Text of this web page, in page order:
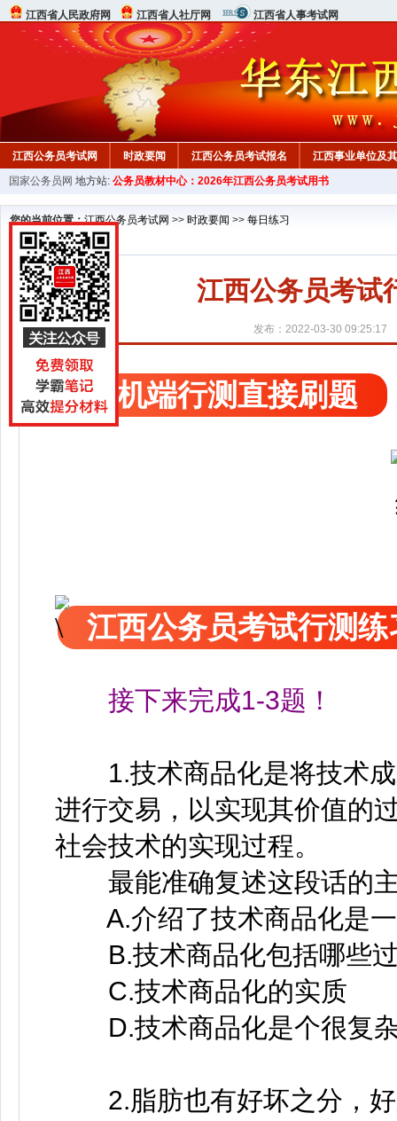
江西省人民政府网 江西省人社厅网 江西省人事考试网
江西公务员考试网 时政要闻 江西公务员考试报名 江西事业单位及
行测真题 在线咨询 教材中心
国家公务员网 地方站: 公务员教材中心：2026年江西公务员考试用书
您的当前位置：江西公务员考试网 >> 时政要闻 >> 每日练习
江西公务员考试
发布：2022-03-30 09:25:17
手机端行测直接刷题
江西公务员考试行测练
接下来完成1-3题！
1.技术商品化是将技术成
进行交易，以实现其价值的
社会技术的实现过程。
最能准确复述这段话的
A.介绍了技术商品化是一
B.技术商品化包括哪些
C.技术商品化的实质
D.技术商品化是个很复
2.脂肪也有好坏之分，好